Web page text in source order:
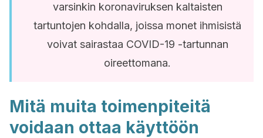
varsinkin koronaviruksen kaltaisten
tartuntojen kohdalla, joissa monet ihmisistä
voivat sairastaa COVID-19 -tartunnan
oireettomana.
Mitä muita toimenpiteitä
voidaan ottaa käyttöön